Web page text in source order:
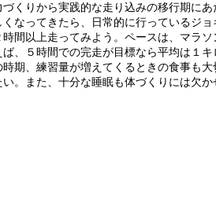
づくりから実践的な走り込みの移行期にあ
くなってきたら、日常的に行っているジ
時間以上走ってみよう。ペースは、マラ
ば、５時間での完走が目標なら平均は１
時期、練習量が増えてくるときの食事も
い。また、十分な睡眠も体づくりには欠